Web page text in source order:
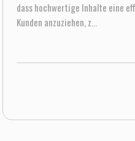
dass hochwertige Inhalte eine
Kunden anzuziehen, z...